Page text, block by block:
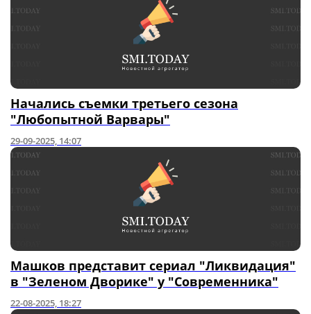
Начались съемки третьего сезона
"Любопытной Варвары"
29-09-2025, 14:07
Машков представит сериал "Ликвидация"
в "Зеленом Дворике" у "Современника"
22-08-2025, 18:27